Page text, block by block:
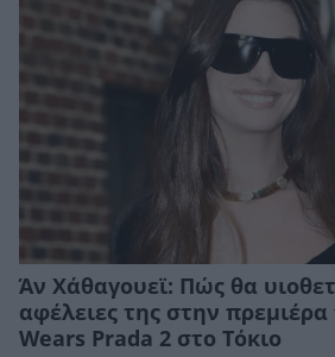
Άν Χάθαγουεϊ: Πώς θα
αφέλειες της στην πρεμιέρα
Wears Prada 2 στο Τόκιο